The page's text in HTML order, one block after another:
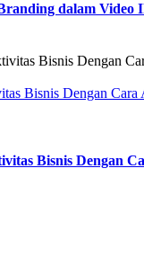
dalam Video
Bisnis Dengan
Bisnis Dengan